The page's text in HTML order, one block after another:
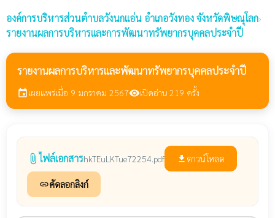
องค์การบริหารส่วนตำบลวังนกแอ่น อำเภอวังทอง จังหวัดพิษณุโลก›
รายงานผลการบริหารและการพัฒนาทรัพยากรบุคคลประจำปี
รายงานผลการบริหารและพัฒนาทรัพยากรบุคคลประจำปี
eventเผยแพร่เมื่อ 9 มกราคม 2567visibilityเปิดอ่าน 219 ครั้ง
attach_file ไฟล์เอกสารhkTEuLKTue72254.pdf file_download ดาวน์โหลด
linkคัดลอกลิงก์